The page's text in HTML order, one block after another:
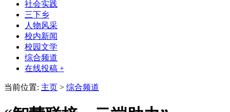
社会实践
三下乡
人物风采
校内新闻
校园文学
综合频道
在线投稿 +
当前位置: 主页 > 综合频道